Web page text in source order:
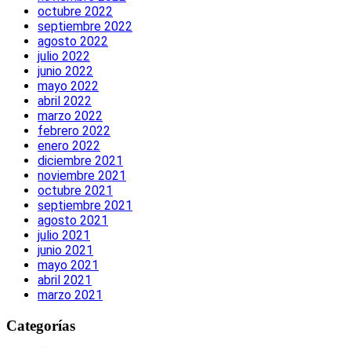
octubre 2022
septiembre 2022
agosto 2022
julio 2022
junio 2022
mayo 2022
abril 2022
marzo 2022
febrero 2022
enero 2022
diciembre 2021
noviembre 2021
octubre 2021
septiembre 2021
agosto 2021
julio 2021
junio 2021
mayo 2021
abril 2021
marzo 2021
Categorías